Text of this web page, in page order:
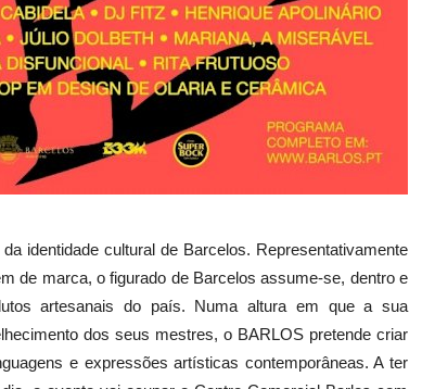
identidade cultural de Barcelos. Representativamente
de marca, o figurado de Barcelos assume-se, dentro e
artesanais do país. Numa altura em que a sua
dos seus mestres, o BARLOS pretende criar
e expressões artísticas contemporâneas. A ter